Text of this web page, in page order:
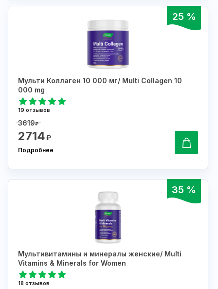
25 %
Мульти Коллаген 10 000 мг/ Multi Collagen 10
000 mg
19 отзывов
3619₽
2714₽
Подробнее
35 %
Мультивитамины и минералы женские/ Multi
Vitamins & Minerals for Women
18 отзывов